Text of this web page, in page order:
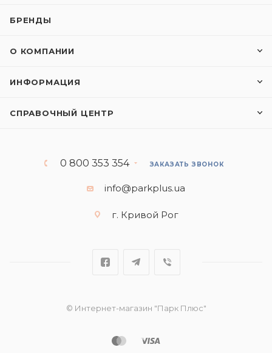
БРЕНДЫ
О КОМПАНИИ
ИНФОРМАЦИЯ
СПРАВОЧНЫЙ ЦЕНТР
0 800 353 354 ЗАКАЗАТЬ ЗВОНОК
info@parkplus.ua
г. Кривой Рог
© Интернет-магазин "Парк Плюс"